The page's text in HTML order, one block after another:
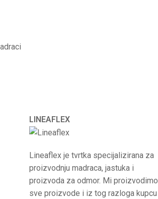
LINEAFLEX
Lineaflex je tvrtka specijalizirana za
proizvodnju madraca, jastuka i
proizvoda za odmor. Mi proizvodimo
sve proizvode i iz tog razloga kupcu